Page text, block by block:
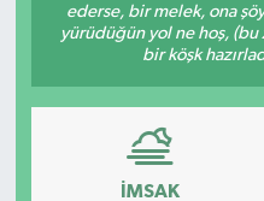
ederse, bir melek, ona
yürüdüğün yol ne hoş,
bir köşk
İMSAK